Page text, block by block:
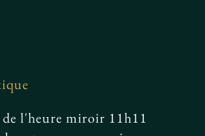
de l'heure miroir 11h11